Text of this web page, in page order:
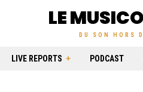
LE
DU SON HORS
LIVE REPORTS PODCAST